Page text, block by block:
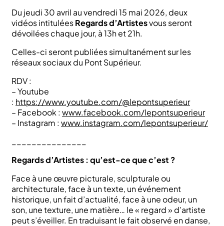
Du jeudi 30 avril au vendredi 15 mai 2026, deux
vidéos intituléesRegards d’Artistesvous seront
dévoilées chaque jour, à 13h et 21h.
Celles-ci seront publiées simultanément sur les
réseaux sociaux du Pont Supérieur.
RDV :
– Youtube
: https://www.youtube.com/@lepontsuperieur
– Facebook : www.facebook.com/lepontsuperieur
– Instagram : www.instagram.com/lepontsuperieur/
Regards d’Artistes : qu’est-ce que c’est ?
Face à une œuvre picturale, sculpturale ou
architecturale, face à un texte, un événement
historique, un fait d’actualité, face à une odeur, un
son, une texture, une matière… le « regard » d’artiste
peut s’éveiller. En traduisant le fait observé en danse,